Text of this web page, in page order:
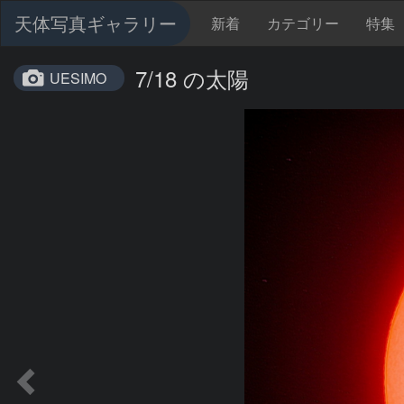
天体写真ギャラリー 新着 カテゴリー 特集
UESIMO 7/18 の太陽